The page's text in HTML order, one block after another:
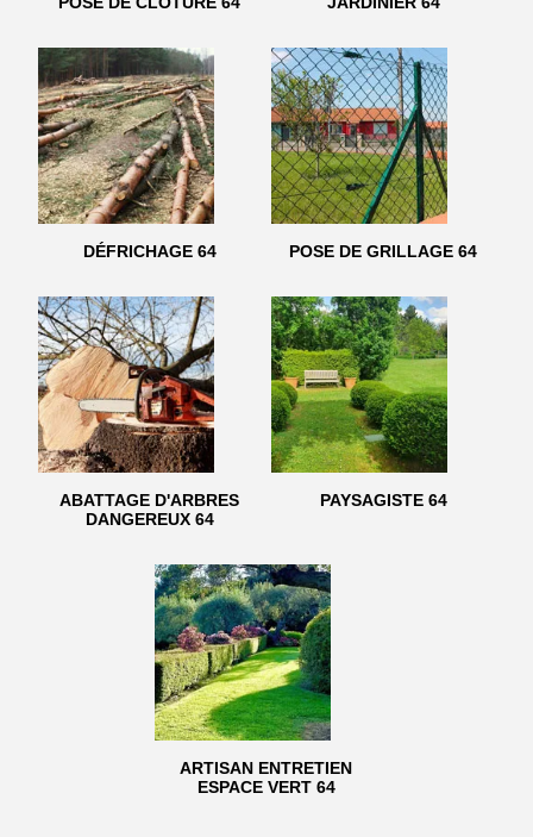
DÉFRICHAGE 64 POSE DE GRILLAGE 64
ABATTAGE D'ARBRES
DANGEREUX 64
PAYSAGISTE 64
ARTISAN ENTRETIEN
ESPACE VERT 64